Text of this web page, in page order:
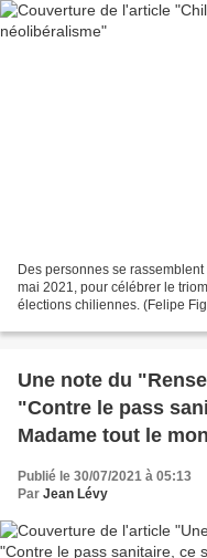
Des personnes se
mai 2021, pour célébrer le
élections chiliennes. (Felipe
Une note du
"Contre le pass
Madame tout le
Publié le 30/07/2021 à 05:13
Par Jean Lévy